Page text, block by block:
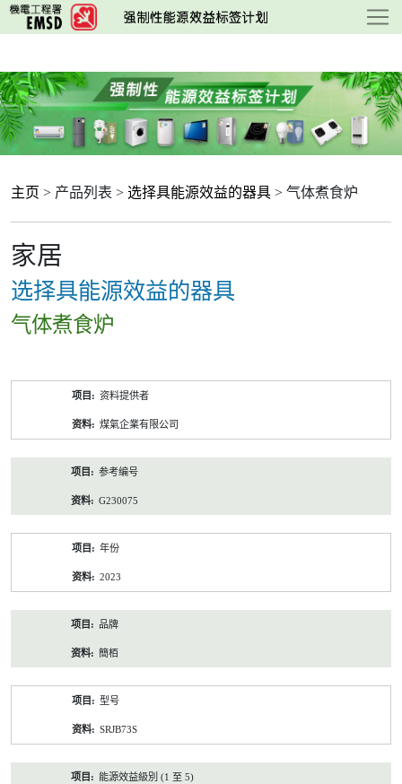
跳
至
要
内
容
主页 > 产品列表 > 选择具能源效益的器具 > 气体煮食炉
家居
选择具能源效益的器具
气体煮食炉
资料提供者
煤氣企業有限公司
参考编号
G230075
年份
2023
品牌
簡栢
型号
SRJB73S
能源效益級別 (1 至 5)